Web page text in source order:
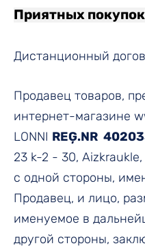
Приятных
Дистанционный
Продавец товаров,
интернет-магазине
LONNI REĢ.NR
23 k-2 - 30, Aizkraukle,
с одной стороны,
Продавец, и лицо,
именуемое в
другой стороны,